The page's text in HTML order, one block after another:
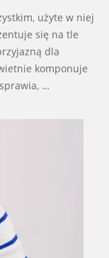
użyte w niej
się na tle
dla
komponuje
…